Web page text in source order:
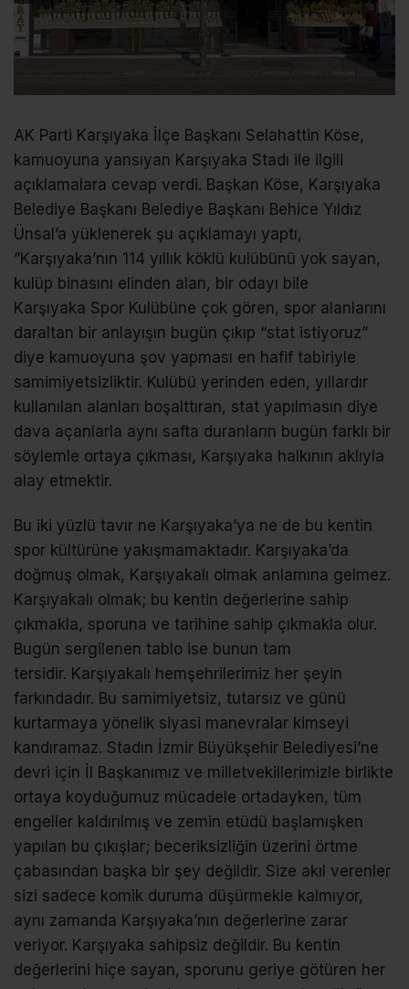
AK Parti Karşıyaka İlçe Başkanı Selahattin Köse,
kamuoyuna yansıyan Karşıyaka Stadı ile ilgili
açıklamalara cevap verdi. Başkan Köse, Karşıyaka
Belediye Başkanı Belediye Başkanı Behice Yıldız
Ünsal’a yüklenerek şu açıklamayı yaptı,
”Karşıyaka’nın 114 yıllık köklü kulübünü yok sayan,
kulüp binasını elinden alan, bir odayı bile
Karşıyaka Spor Kulübüne çok gören, spor alanlarını
daraltan bir anlayışın bugün çıkıp “stat istiyoruz”
diye kamuoyuna şov yapması en hafif tabiriyle
samimiyetsizliktir. Kulübü yerinden eden, yıllardır
kullanılan alanları boşalttıran, stat yapılmasın diye
dava açanlarla aynı safta duranların bugün farklı bir
söylemle ortaya çıkması, Karşıyaka halkının aklıyla
alay etmektir.
Bu iki yüzlü tavır ne Karşıyaka’ya ne de bu kentin
spor kültürüne yakışmamaktadır. Karşıyaka’da
doğmuş olmak, Karşıyakalı olmak anlamına gelmez.
Karşıyakalı olmak; bu kentin değerlerine sahip
çıkmakla, sporuna ve tarihine sahip çıkmakla olur.
Bugün sergilenen tablo ise bunun tam
tersidir. Karşıyakalı hemşehrilerimiz her şeyin
farkındadır. Bu samimiyetsiz, tutarsız ve günü
kurtarmaya yönelik siyasi manevralar kimseyi
kandıramaz. Stadın İzmir Büyükşehir Belediyesi’ne
devri için İl Başkanımız ve milletvekillerimizle birlikte
ortaya koyduğumuz mücadele ortadayken, tüm
engeller kaldırılmış ve zemin etüdü başlamışken
yapılan bu çıkışlar; beceriksizliğin üzerini örtme
çabasından başka bir şey değildir. Size akıl verenler
sizi sadece komik duruma düşürmekle kalmıyor,
aynı zamanda Karşıyaka’nın değerlerine zarar
veriyor. Karşıyaka sahipsiz değildir. Bu kentin
değerlerini hiçe sayan, sporunu geriye götüren her